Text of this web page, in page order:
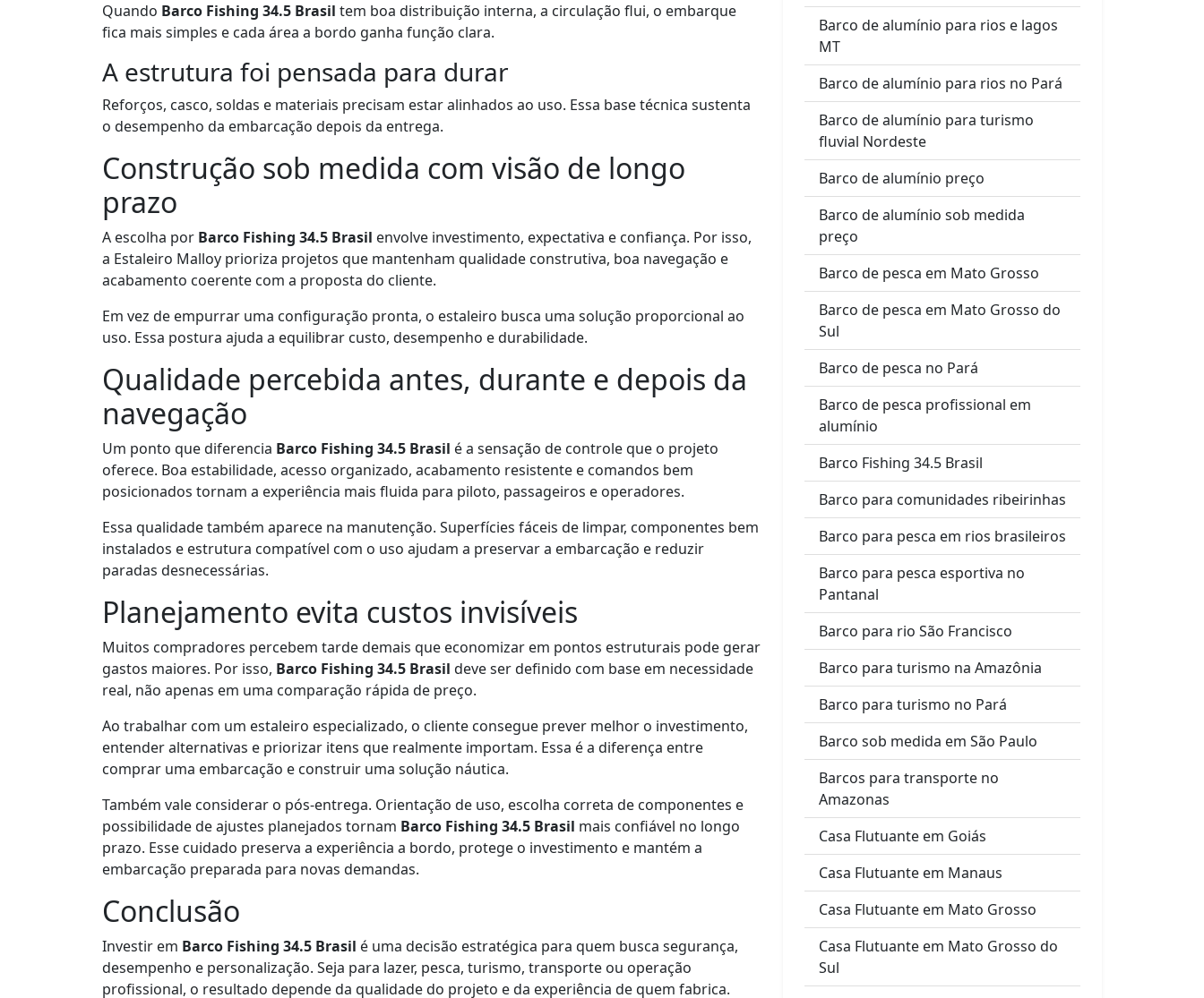
Quando Barco Fishing 34.5 Brasil tem boa distribuição interna, a circulação flui, o embarque
fica mais simples e cada área a bordo ganha função clara.
A estrutura foi pensada para durar
Reforços, casco, soldas e materiais precisam estar alinhados ao uso. Essa base técnica sustenta
o desempenho da embarcação depois da entrega.
Construção sob medida com visão de longo
prazo
A escolha por Barco Fishing 34.5 Brasil envolve investimento, expectativa e confiança. Por isso,
a Estaleiro Malloy prioriza projetos que mantenham qualidade construtiva, boa navegação e
acabamento coerente com a proposta do cliente.
Em vez de empurrar uma configuração pronta, o estaleiro busca uma solução proporcional ao
uso. Essa postura ajuda a equilibrar custo, desempenho e durabilidade.
Qualidade percebida antes, durante e depois da
navegação
Um ponto que diferencia Barco Fishing 34.5 Brasil é a sensação de controle que o projeto
oferece. Boa estabilidade, acesso organizado, acabamento resistente e comandos bem
posicionados tornam a experiência mais fluida para piloto, passageiros e operadores.
Essa qualidade também aparece na manutenção. Superfícies fáceis de limpar, componentes bem
instalados e estrutura compatível com o uso ajudam a preservar a embarcação e reduzir
paradas desnecessárias.
Planejamento evita custos invisíveis
Muitos compradores percebem tarde demais que economizar em pontos estruturais pode gerar
gastos maiores. Por isso, Barco Fishing 34.5 Brasil deve ser definido com base em necessidade
real, não apenas em uma comparação rápida de preço.
Ao trabalhar com um estaleiro especializado, o cliente consegue prever melhor o investimento,
entender alternativas e priorizar itens que realmente importam. Essa é a diferença entre
comprar uma embarcação e construir uma solução náutica.
Também vale considerar o pós-entrega. Orientação de uso, escolha correta de componentes e
possibilidade de ajustes planejados tornam Barco Fishing 34.5 Brasil mais confiável no longo
prazo. Esse cuidado preserva a experiência a bordo, protege o investimento e mantém a
embarcação preparada para novas demandas.
Conclusão
Investir em Barco Fishing 34.5 Brasil é uma decisão estratégica para quem busca segurança,
desempenho e personalização. Seja para lazer, pesca, turismo, transporte ou operação
profissional, o resultado depende da qualidade do projeto e da experiência de quem fabrica.
Barco de alumínio para rios e lagos
MT
Barco de alumínio para rios no Pará
Barco de alumínio para turismo
fluvial Nordeste
Barco de alumínio preço
Barco de alumínio sob medida
preço
Barco de pesca em Mato Grosso
Barco de pesca em Mato Grosso do
Sul
Barco de pesca no Pará
Barco de pesca profissional em
alumínio
Barco Fishing 34.5 Brasil
Barco para comunidades ribeirinhas
Barco para pesca em rios brasileiros
Barco para pesca esportiva no
Pantanal
Barco para rio São Francisco
Barco para turismo na Amazônia
Barco para turismo no Pará
Barco sob medida em São Paulo
Barcos para transporte no
Amazonas
Casa Flutuante em Goiás
Casa Flutuante em Manaus
Casa Flutuante em Mato Grosso
Casa Flutuante em Mato Grosso do
Sul